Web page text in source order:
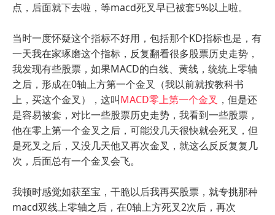
点，后面就下去啦，等macd死叉早已被套5%以上啦。
当时一度怀疑这个指标不好用，包括那个KD指标也是，有
一天我在家琢磨这个指标，反复翻看很多股票历史走势，
我发现有些股票，如果MACD的白线、黄线，统统上零轴
之后，形成在0轴上方第一个金叉（我以前就按教科书
上，买这个金叉），这叫MACD零上第一个金叉 ，但是还
是容易被套，对比一些股票历史走势，我看到一些股票，
他在零上第一个金叉之后，可能没几天很快就会死叉，但
是死叉之后，又没几天他又再次金叉，就这么反反复复几
次，后面总有一个金叉会飞。
我顿时感觉如获至宝，干脆以后我再买股票，就专挑那种
macd双线上零轴之后，在0轴上方死叉2次后，再次